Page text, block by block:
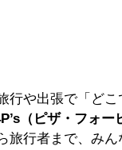
行や出張で「ど
（ピザ・フォー
旅行者まで、みん